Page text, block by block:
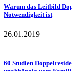
Warum das Leitbild
Notwendigkeit ist
26.01.2019
60 Studien